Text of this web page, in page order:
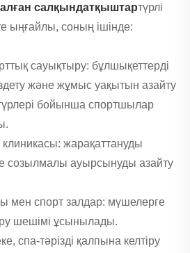
салқындатқыштартүрлі
ыңғайлы, соның ішінде:
сауықтыру: бұлшықеттерді
және жұмыс уақытын азайту
бойынша спортшылар
жарақаттануды
созылмалы ауырсынуды азайту
мен спорт залдар: мүшелерге
шешімі ұсынылады.
спа-тәрізді қалпына келтіру